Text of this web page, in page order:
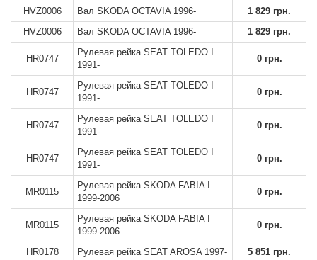
HVZ0006 Вал SKODA OCTAVIA 1996-
1 829 грн.
HVZ0006
Вал SKODA OCTAVIA 1996- 1 829 грн.
HR0747
Рулевая рейка SEAT TOLEDO I
1991-
0 грн.
HR0747
Рулевая рейка SEAT TOLEDO I
1991-
0 грн.
HR0747
Рулевая рейка SEAT TOLEDO I
1991-
0 грн.
HR0747
Рулевая рейка SEAT TOLEDO I
1991-
0 грн.
MR0115
Рулевая рейка SKODA FABIA I
1999-2006
0 грн.
MR0115
Рулевая рейка SKODA FABIA I
1999-2006
0 грн.
HR0178 Рулевая рейка SEAT AROSA 1997- 5 851 грн.